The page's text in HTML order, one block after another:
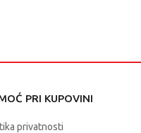
PRI KUPOVINI
privatnosti